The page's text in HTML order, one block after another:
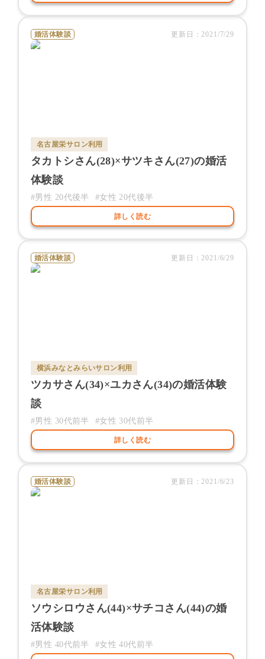
婚活体験談 更新日：2021/7/29
名古屋栄サロン利用
タカトシさん(28)×サツキ さん(27)の婚活
体験談
#男性 20代後半 #女性20代後半
詳しく読む
婚活体験談 更新日：2021/6/29
横浜みなとみらいサロン利用
ツカサさん(34)×ユカ さん(34)の婚活体験
談
#男性 30代前半 #女性 30代前半
詳しく読む
婚活体験談 更新日：2021/6/23
名古屋栄サロン利用
ソウシロウさん(44)×サチコ さん(44)の婚
活体験談
#男性 40代前半 #女性40代前半